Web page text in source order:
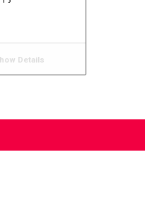
Details